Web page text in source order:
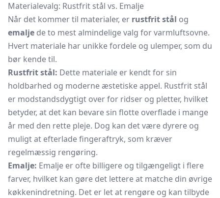
Materialevalg: Rustfrit stål vs. Emalje
Når det kommer til materialer, er rustfrit stål og
emalje de to mest almindelige valg for varmluftsovne.
Hvert materiale har unikke fordele og ulemper, som du
bør kende til.
Rustfrit stål: Dette materiale er kendt for sin
holdbarhed og moderne æstetiske appel. Rustfrit stål
er modstandsdygtigt over for ridser og pletter, hvilket
betyder, at det kan bevare sin flotte overflade i mange
år med den rette pleje. Dog kan det være dyrere og
muligt at efterlade fingeraftryk, som kræver
regelmæssig rengøring.
Emalje: Emalje er ofte billigere og tilgængeligt i flere
farver, hvilket kan gøre det lettere at matche din øvrige
køkkenindretning. Det er let at rengøre og kan tilbyde